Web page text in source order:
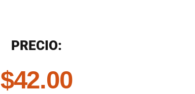
PRECIO:
$42.00